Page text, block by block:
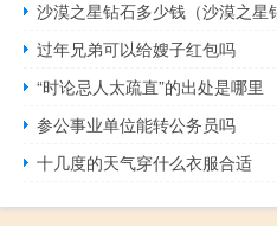
沙漠之星钻石多少钱（沙漠之星
过年兄弟可以给嫂子红包吗
“时论忌人太疏直”的出处是哪里
参公事业单位能转公务员吗
十几度的天气穿什么衣服合适